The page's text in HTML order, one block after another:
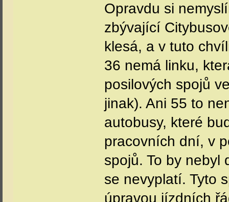
Opravdu si
zbývající
klesá, a v tuto
36 nemá linku,
posilových spojů
jinak). Ani 55 to
autobusy, které
pracovních dní, v
spojů. To by nebyl
se nevyplatí. Tyto
úpravou jízdních